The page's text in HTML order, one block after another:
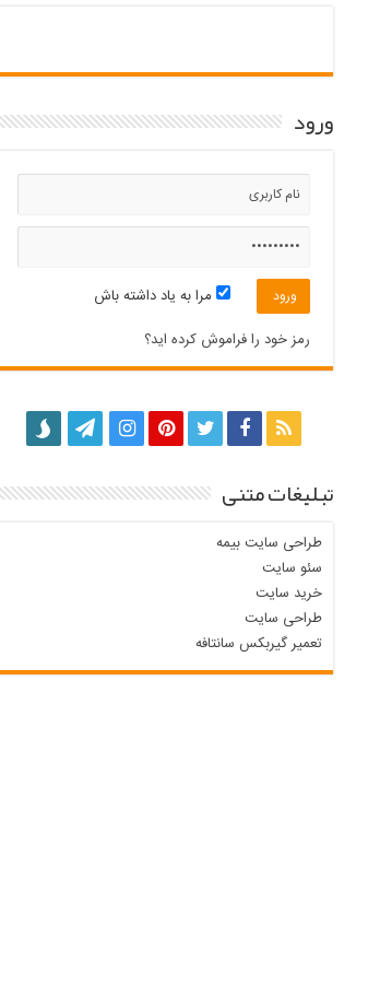
ورود
مرا به یاد داشته باش
رمز خود را فراموش کرده اید؟
تبلیغات متنی
طراحی سایت بیمه
سئو سایت
خرید سایت
طراحی سایت
تعمیر گیربکس سانتافه